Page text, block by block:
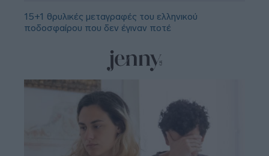
15+1 θρυλικές μεταγραφές του ελληνικού
ποδοσφαίρου που δεν έγιναν ποτέ